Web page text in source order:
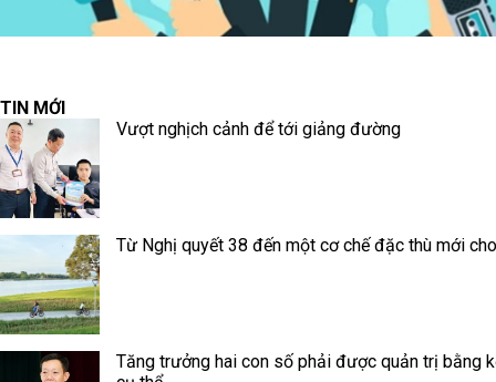
TIN MỚI
Vượt nghịch cảnh để tới giảng đường
Từ Nghị quyết 38 đến một cơ chế đặc thù mới
Tăng trưởng hai con số phải được quản trị bằng